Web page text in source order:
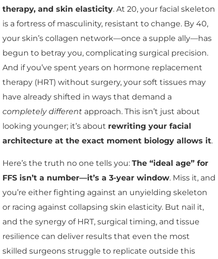
therapy, and skin elasticity. At 20, your facial skeleton
is a fortress of masculinity, resistant to change. By 40,
your skin’s collagen network—once a supple ally—has
begun to betray you, complicating surgical precision.
And if you’ve spent years on hormone replacement
therapy (HRT) without surgery, your soft tissues may
have already shifted in ways that demand a
completely different approach. This isn’t just about
looking younger; it’s about rewriting your facial
architecture at the exact moment biology allows it.
Here’s the truth no one tells you: The “ideal age” for
FFS isn’t a number—it’s a 3-year window. Miss it, and
you’re either fighting against an unyielding skeleton
or racing against collapsing skin elasticity. But nail it,
and the synergy of HRT, surgical timing, and tissue
resilience can deliver results that even the most
skilled surgeons struggle to replicate outside this